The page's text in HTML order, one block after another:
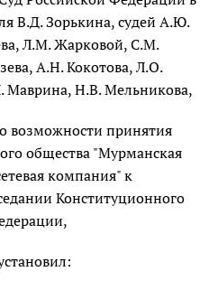
В.Д. Зорькина, судей А.Ю.
Л.М. Жарковой, С.М.
А.Н. Кокотова, Л.О.
Маврина, Н.В. Мельникова,
возможности принятия
общества "Мурманская
компания" к
Конституционного